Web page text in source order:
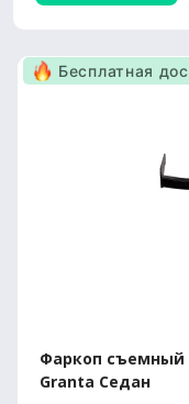
Фаркоп съемный
Granta Седан
Бесплатная